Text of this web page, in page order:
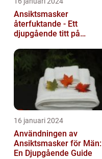
Ansiktsmasker
återfuktande - Ett
djupgående titt på
fenomen
16 januari 2024
Användningen av
Ansiktsmasker för Män:
En Djupgående Guide